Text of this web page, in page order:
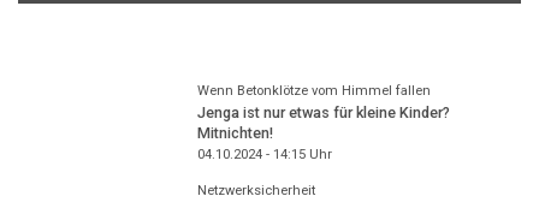
Wenn Betonklötze vom Himmel fallen
Jenga ist nur etwas für kleine Kinder?
Mitnichten!
04.10.2024 - 14:15Uhr
Netzwerksicherheit